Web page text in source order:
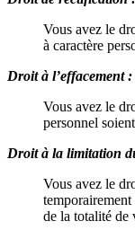
Vous avez le
à caractère
Droit à l’effacement :
Vous avez le
personnel
Droit à la limitation
Vous avez le
de la totalité de